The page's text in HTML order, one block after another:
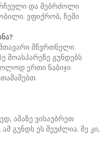
და მებრძოლი
ვფიქრობ, ჩემი
მწვრთნელი.
მოასპარეზე გუნდებს
ერთი ნაბიჯი
ამაზე ვისაუბრეთ
გუნდს ეს შეუძლია. მე კი,